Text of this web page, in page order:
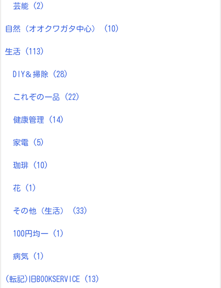
芸能 (2)
自然（オオクワガタ中心） (10)
生活 (113)
DIY＆掃除 (28)
これぞの一品 (22)
健康管理 (14)
家電 (5)
珈琲 (10)
花 (1)
その他（生活） (33)
100円均一 (1)
病気 (1)
(転記)旧BOOKSERVICE (13)